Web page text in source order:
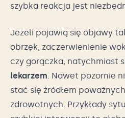
szybka reakcja jest
Jeżeli pojawią się objawy
obrzęk, zaczerwienienie
czy gorączka, natychmiast
lekarzem. Nawet pozornie
stać się źródłem
zdrowotnych. Przykłady